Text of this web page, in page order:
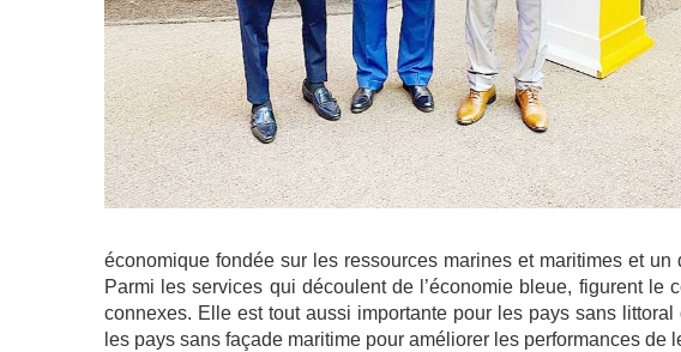
économique fondée sur les ressources marines et maritimes et
Parmi les services qui découlent de l’économie bleue, figurent le
connexes. Elle est tout aussi importante pour les pays sans
les pays sans façade maritime pour améliorer les performances de